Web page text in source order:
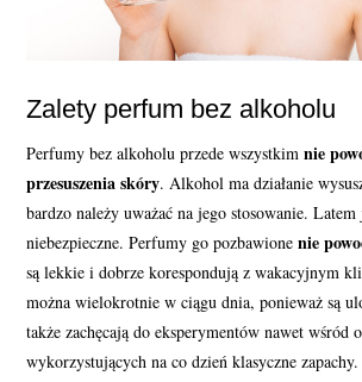
Zalety perfum bez alkoholu
Perfumy bez alkoholu przede wszystkimnie
przesuszenia skóry. Alkohol ma działanie
bardzo należy uważać na jego stosowanie.
niebezpieczne. Perfumy go pozbawionenie
są lekkie i dobrze korespondują z wakacyjnym
można wielokrotnie w ciągu dnia, ponieważ są
także zachęcają do eksperymentów nawet wśród
wykorzystujących na co dzień klasyczne zapachy.